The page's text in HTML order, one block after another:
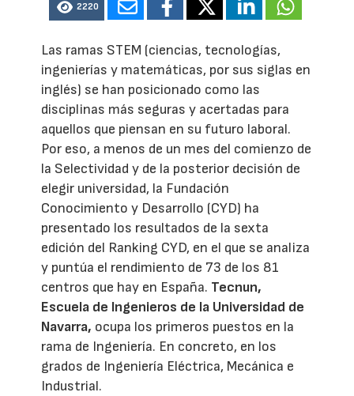
2220
Las ramas STEM (ciencias, tecnologías,
ingenierías y matemáticas, por sus siglas en
inglés) se han posicionado como las
disciplinas más seguras y acertadas para
aquellos que piensan en su futuro laboral.
Por eso, a menos de un mes del comienzo de
la Selectividad y de la posterior decisión de
elegir universidad, la Fundación
Conocimiento y Desarrollo (CYD) ha
presentado los resultados de la sexta
edición del Ranking CYD, en el que se analiza
y puntúa el rendimiento de 73 de los 81
centros que hay en España. Tecnun,
Escuela de Ingenieros de la Universidad de
Navarra, ocupa los primeros puestos en la
rama de Ingeniería. En concreto, en los
grados de Ingeniería Eléctrica, Mecánica e
Industrial.